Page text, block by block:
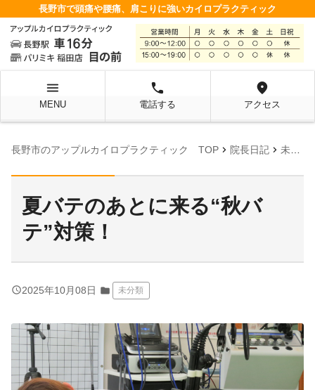
長野市で頭痛や腰痛、肩こりに強いカイロプラクティック
menu
MENU
local_phone
電話する
location_on
アクセス
長野市のアップルカイロプラクティック TOP chevron_right 院長日記 chevron_right 未分類
夏バテのあとに来る“秋バ
テ”対策！
query_builder2025年10月08日 folder 未分類